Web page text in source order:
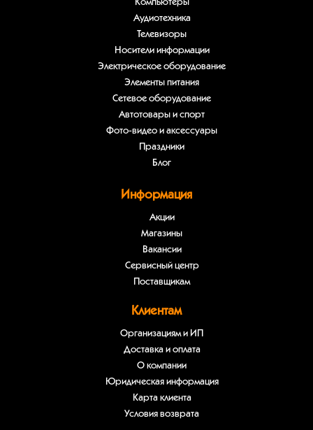
Компьютеры
Аудиотехника
Телевизоры
Носители информации
Электрическое оборудование
Элементы питания
Сетевое оборудование
Автотовары и спорт
Фото-видео и аксессуары
Праздники
Блог
Информация
Акции
Магазины
Вакансии
Сервисный центр
Поставщикам
Клиентам
Организациям и ИП
Доставка и оплата
О компании
Юридическая информация
Карта клиента
Условия возврата